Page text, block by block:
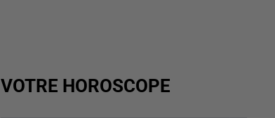
VOTRE HOROSCOPE